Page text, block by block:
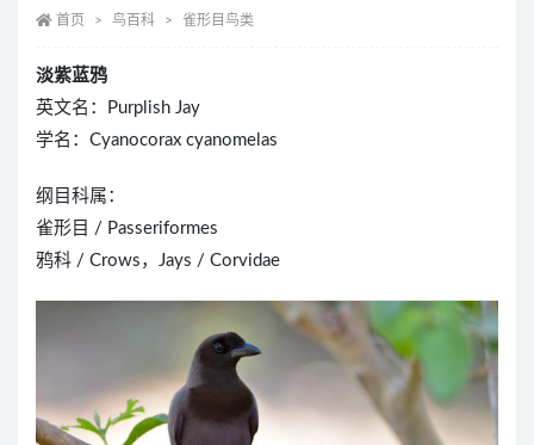
首页 鸟百科 雀形目鸟类
淡紫蓝鸦
英文名：Purplish Jay
学名：Cyanocorax cyanomelas
纲目科属：
雀形目 / Passeriformes
鸦科 / Crows，Jays / Corvidae